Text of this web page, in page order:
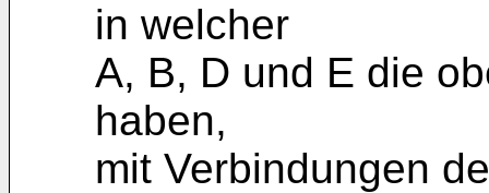
in welcher
A, B, D und E die
haben,
mit Verbindungen